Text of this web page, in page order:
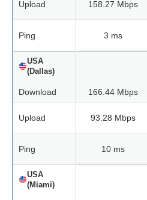
Upload
Ping
USA
(Dallas)
Download
Upload
Ping
USA
(Miami)
158.27 Mbps
3 ms
166.44 Mbps
93.28 Mbps
10 ms